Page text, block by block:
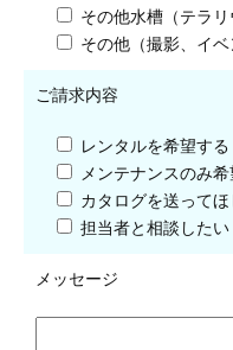
その他水槽（テラ
その他（撮影、イ
ご請求内容
レンタルを希望する
メンテナンスのみ
カタログを送って
担当者と相談したい
メッセージ